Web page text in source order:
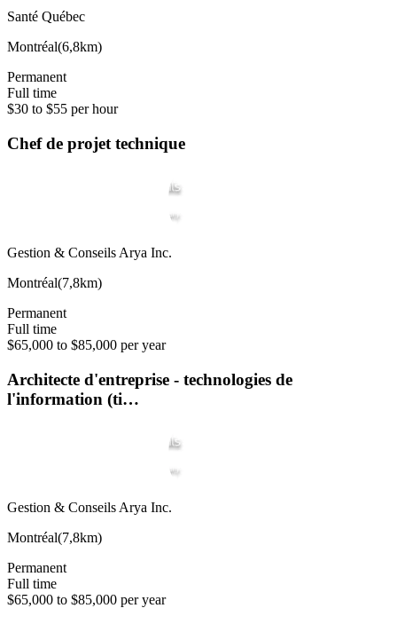
Santé Québec
Montréal(6,8km)
Permanent
Full time
$30 to $55 per hour
Chef de projet technique
Gestion & Conseils Arya Inc.
Montréal(7,8km)
Permanent
Full time
$65,000 to $85,000 per year
Architecte d'entreprise - technologies de
l'information (ti…
Gestion & Conseils Arya Inc.
Montréal(7,8km)
Permanent
Full time
$65,000 to $85,000 per year